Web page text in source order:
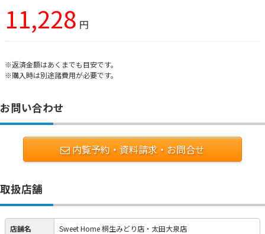
11,228 円
※返済金額はあくまでも目安です。
※購入時は別途諸費用が必要です。
お問い合わせ
内覧予約・資料請求・お問合せ
取扱店舗
店舗名 Sweet Home 桐生みどり店・太田大泉店